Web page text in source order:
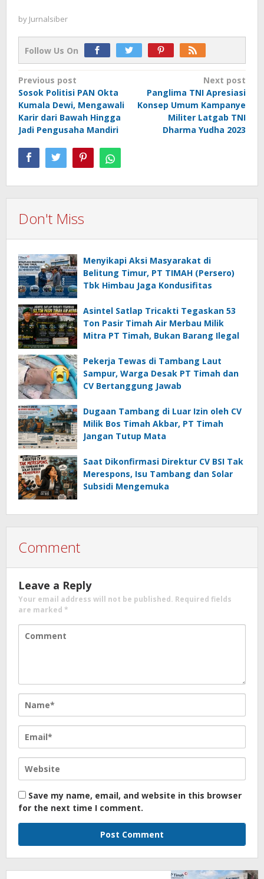
by Jurnalsiber
Follow Us On
Post
navigation
Previous post
Sosok Politisi PAN Okta
Kumala Dewi, Mengawali
Karir dari Bawah Hingga
Jadi Pengusaha Mandiri
Next post
Panglima TNI Apresiasi
Konsep Umum Kampanye
Militer Latgab TNI
Dharma Yudha 2023
Don't Miss
Menyikapi Aksi Masyarakat di
Belitung Timur, PT TIMAH (Persero)
Tbk Himbau Jaga Kondusifitas
Asintel Satlap Tricakti Tegaskan 53
Ton Pasir Timah Air Merbau Milik
Mitra PT Timah, Bukan Barang Ilegal
Pekerja Tewas di Tambang Laut
Sampur, Warga Desak PT Timah dan
CV Bertanggung Jawab
Dugaan Tambang di Luar Izin oleh CV
Milik Bos Timah Akbar, PT Timah
Jangan Tutup Mata
Saat Dikonfirmasi Direktur CV BSI Tak
Merespons, Isu Tambang dan Solar
Subsidi Mengemuka
Comment
Leave a Reply
Your email address will not be published. Required fields
are marked *
Save my name, email, and website in this browser
for the next time I comment.